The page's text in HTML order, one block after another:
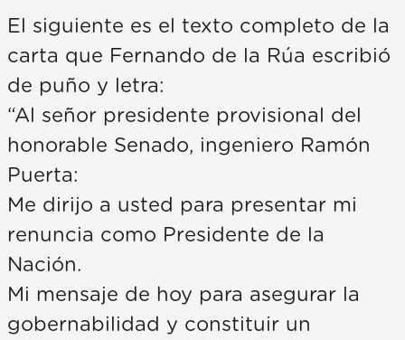
El siguiente es el texto completo de la
carta que Fernando de la Rúa escribió
de puño y letra:
“Al señor presidente provisional del
honorable Senado, ingeniero Ramón
Puerta:
Me dirijo a usted para presentar mi
renuncia como Presidente de la
Nación.
Mi mensaje de hoy para asegurar la
gobernabilidad y constituir un